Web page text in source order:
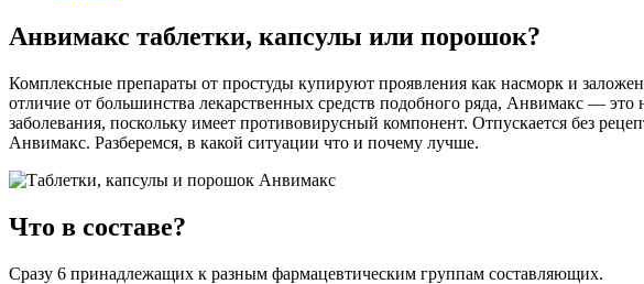
Анвимакс таблетки, капсулы или порошок?
Комплексные препараты от простуды купируют проявления как насморк и
отличие от большинства лекарственных средств подобного ряда, Анвимакс — это
заболевания, поскольку имеет противовирусный компонент. Отпускается без
Анвимакс. Разберемся, в какой ситуации что и почему лучше.
Что в составе?
Сразу 6 принадлежащих к разным фармацевтическим группам составляющих.